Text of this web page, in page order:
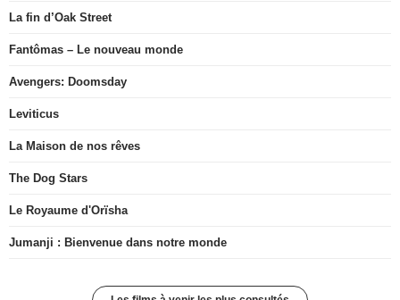
La fin d’Oak Street
Fantômas – Le nouveau monde
Avengers: Doomsday
Leviticus
La Maison de nos rêves
The Dog Stars
Le Royaume d'Orïsha
Jumanji : Bienvenue dans notre monde